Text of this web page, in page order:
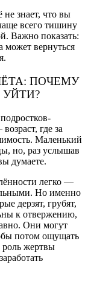
не знает, что вы
всего тишину
Важно показать:
может вернуться
ПОЧЕМУ
где за
Маленький
но, раз услышав
думаете.
легко —
Но именно
дерзят, грубят,
к отвержению,
Они могут
потом ощущать
роль жертвы